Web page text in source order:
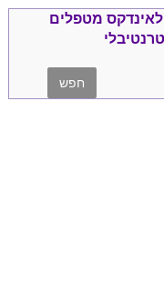
אינדקס מטפלים